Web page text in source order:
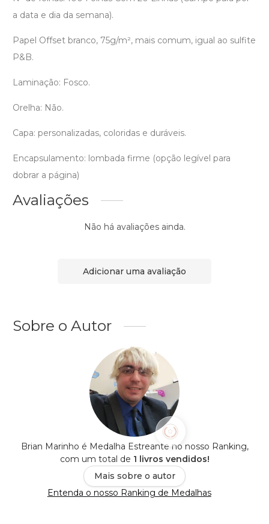
a data e dia da semana).
Papel Offset branco, 75g/m², mais comum, igual ao sulfite
P&B.
Laminação: Fosco.
Orelha: Não.
Capa: personalizadas, coloridas e duráveis.
Encapsulamento: lombada firme (opção legível para
dobrar a página)
Avaliações
Não há avaliações ainda.
Adicionar uma avaliação
Sobre o Autor
Brian Marinho é Medalha Estreante no nosso Ranking,
com um total de 1 livros vendidos!
Mais sobre o autor
Entenda o nosso Ranking de Medalhas